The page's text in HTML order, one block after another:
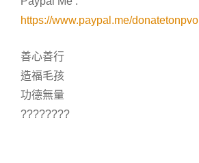
https://www.paypal.me/donatetonpvo
善心善行
造福毛孩
功德無量
????????